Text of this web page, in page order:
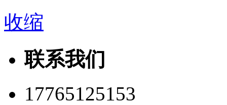
收缩
联系我们
17765125153